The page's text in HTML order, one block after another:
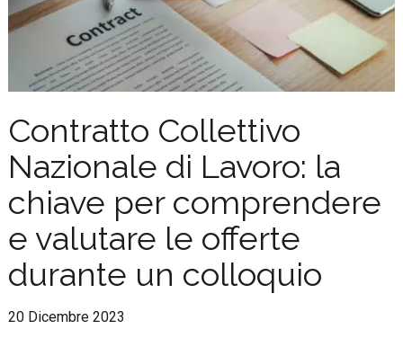
Contratto Collettivo
Nazionale di Lavoro: la
chiave per comprendere
e valutare le offerte
durante un colloquio
20 Dicembre 2023